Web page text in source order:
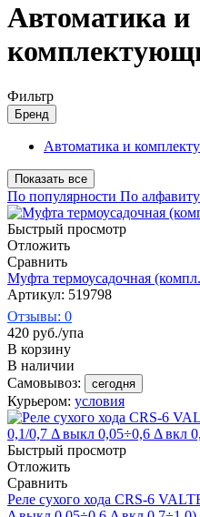
Автоматика и
Фильтр
Бренд
Автоматика и
Показать все
По популярности По алфавиту
Быстрый просмотр
Отложить
Сравнить
Муфта термоусадочная
Артикул: 519798
Отзывы: 0
420 руб./упа
В корзину
В наличии
Самовывоз:
сегодня
Курьером: условия
Быстрый просмотр
Отложить
Сравнить
Реле сухого хода CRS-6